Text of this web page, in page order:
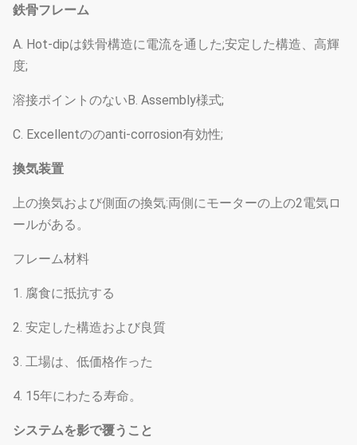
鉄骨フレーム
A. Hot-dipは鉄骨構造に電流を通した;安定した構造、高輝
度;
溶接ポイントのないB. Assembly様式;
C. Excellentののanti-corrosion有効性;
換気装置
上の換気および側面の換気:両側にモーターの上の2電気ロ
ールがある。
フレーム材料
1. 腐食に抵抗する
2. 安定した構造および良質
3. 工場は、低価格作った
4. 15年にわたる寿命。
システムを影で覆うこと